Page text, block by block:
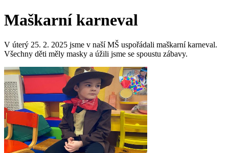
Maškarní karneval
V úterý 25. 2. 2025 jsme v naší MŠ uspořádali maškarní karneval.
Všechny děti měly masky a úžili jsme se spoustu zábavy.